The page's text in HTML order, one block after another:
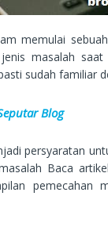
memulai
masalah saat
sudah familiar
Blog
persyaratan
Baca
pemecahan